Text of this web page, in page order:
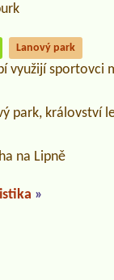
Lanový park
využijí sportovci
park, království
na Lipně
»